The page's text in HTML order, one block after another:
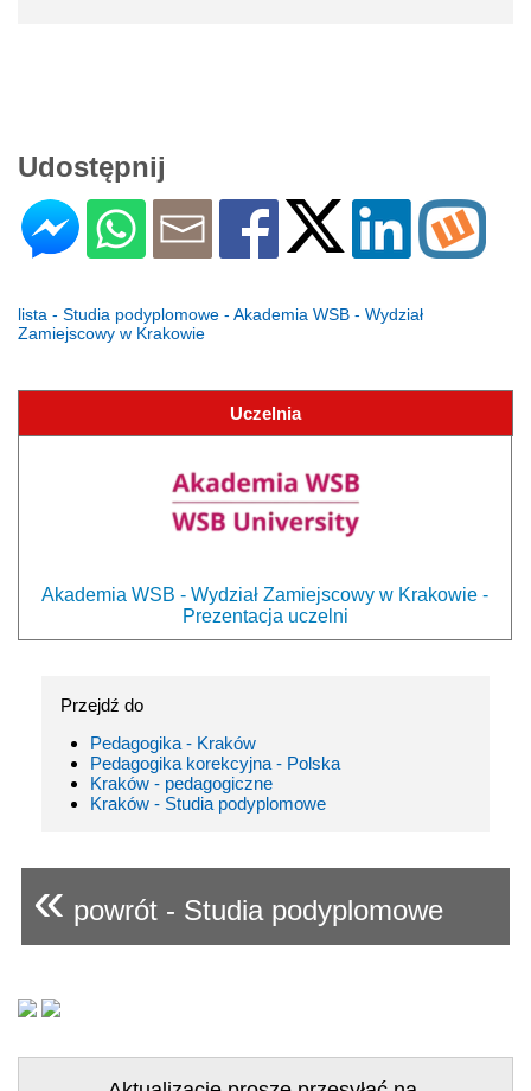
Udostępnij
lista - Studia podyplomowe - Akademia WSB - Wydział
Zamiejscowy w Krakowie
Uczelnia
Akademia WSB - Wydział Zamiejscowy w Krakowie -
Prezentacja uczelni
Przejdź do
Pedagogika - Kraków
Pedagogika korekcyjna - Polska
Kraków - pedagogiczne
Kraków - Studia podyplomowe
« powrót - Studia podyplomowe